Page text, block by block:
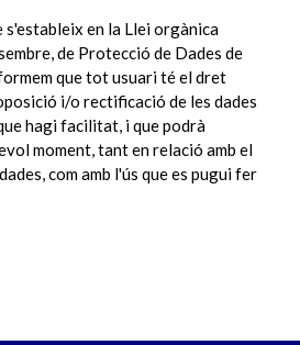
s'estableix en la Llei orgànica
de Protecció de Dades de
que tot usuari té el dret
i/o rectificació de les dades
hagi facilitat, i que podrà
moment, tant en relació amb el
com amb l'ús que es pugui fer